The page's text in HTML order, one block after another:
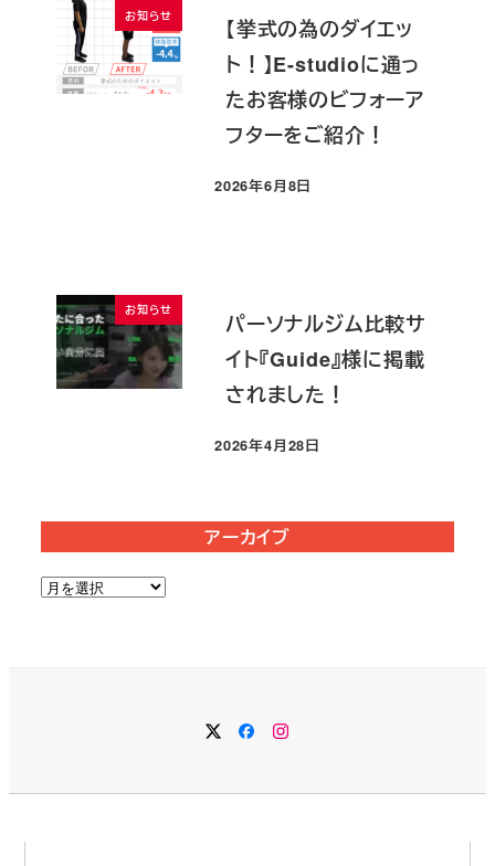
お知らせ
【挙式の為のダイエッ
ト！】E-studioに通っ
たお客様のビフォーア
フターをご紹介！
投稿日
2026年6月8日
お知らせ
パーソナルジム比較サ
イト『Guide』様に掲載
されました！
投稿日
2026年4月28日
アーカイブ
ア